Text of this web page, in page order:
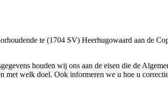
te (1704 SV) Heerhugowaard aan de
houden wij ons aan de eisen die de
welk doel. Ook informeren we u hoe u